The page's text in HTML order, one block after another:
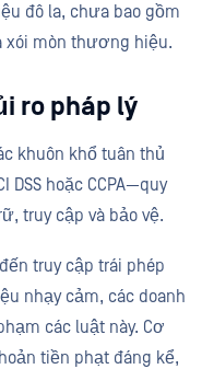
đô la, chưa bao gồm
xói mòn thương hiệu.
ro pháp lý
khuôn khổ tuân thủ
DSS hoặc CCPA—quy
truy cập và bảo vệ.
truy cập trái phép
nhạy cảm, các doanh
các luật này. Cơ
tiền phạt đáng kể,